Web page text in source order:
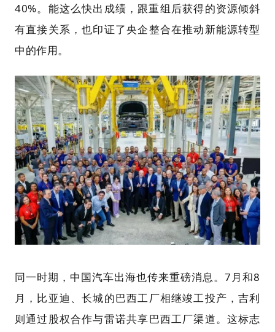
40%。能这么快出成绩，跟重组后获得的资源倾斜
有直接关系，也印证了央企整合在推动新能源转型
中的作用。
同一时期，中国汽车出海也传来重磅消息。7月和8
月，比亚迪、长城的巴西工厂相继竣工投产，吉利
则通过股权合作与雷诺共享巴西工厂渠道。这标志